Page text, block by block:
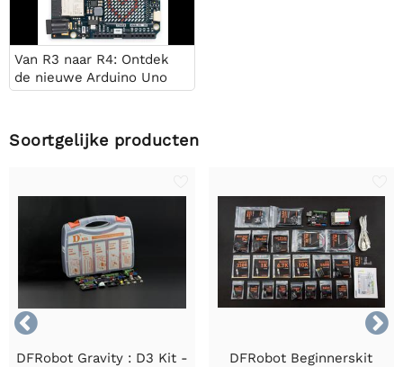
Van R3 naar R4: Ontdek
de nieuwe Arduino Uno
Soortgelijke producten


DFRobot Gravity : D3 Kit -
DFRobot Beginnerskit